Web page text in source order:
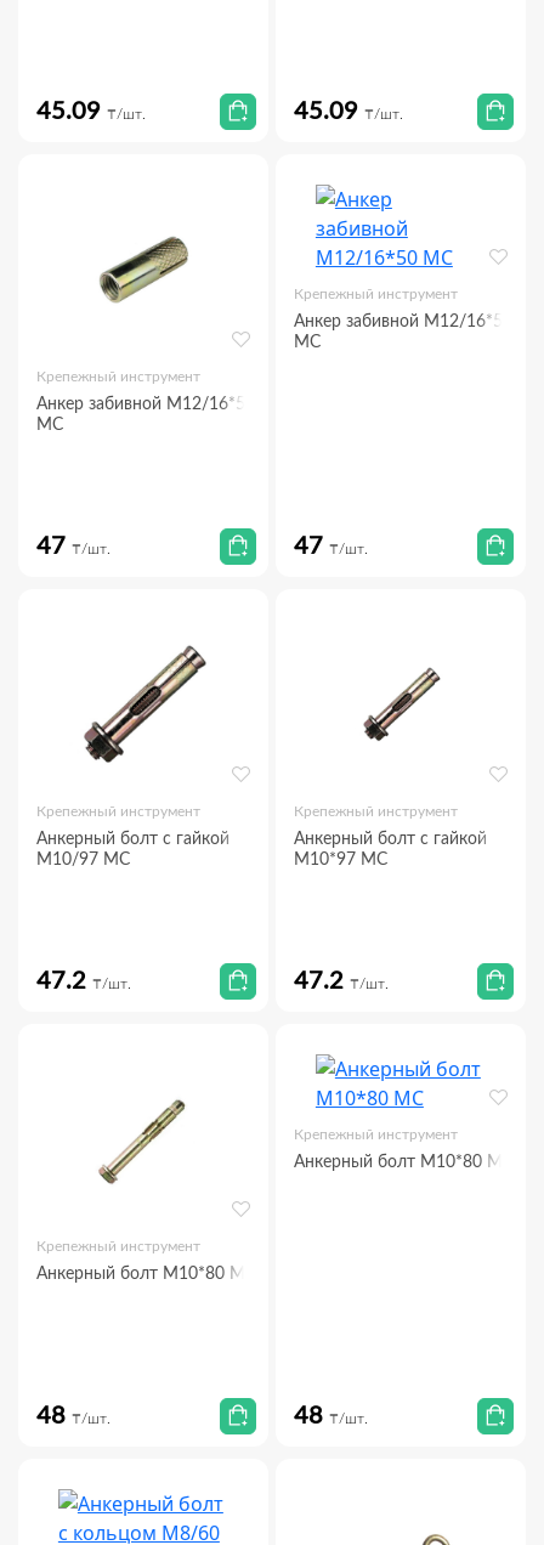
45.09 ₸/шт. 45.09 ₸/шт.
Крепежный инструмент
Анкер забивной М12/16*50
МС
47 ₸/шт.
Крепежный инструмент
Анкер забивной М12/16*50
МС
47 ₸/шт.
Крепежный инструмент
Анкерный болт с гайкой
М10/97 МС
47.2 ₸/шт.
Крепежный инструмент
Анкерный болт с гайкой
М10*97 МС
47.2 ₸/шт.
Крепежный инструмент
Анкерный болт М10*80 МС
48 ₸/шт.
Крепежный инструмент
Анкерный болт М10*80 МС
48 ₸/шт.